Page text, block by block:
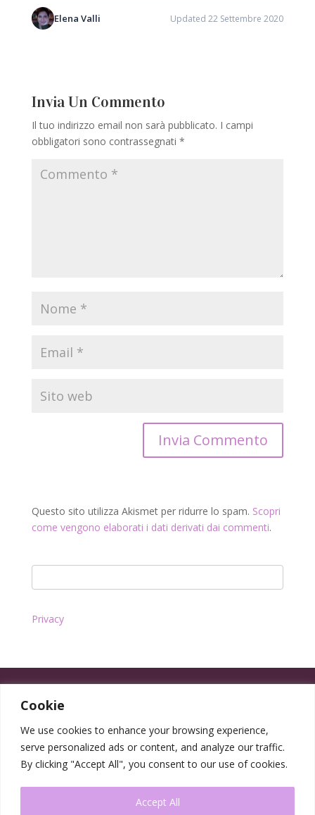
Cookie
We use cookies to enhance your browsing experience,
serve personalized ads or content, and analyze our traffic.
By clicking "Accept All", you consent to our use of cookies.
Accept All
Elena Valli Updated 22 Settembre 2020
Invia Un Commento
Il tuo indirizzo email non sarà pubblicato. I campi
obbligatori sono contrassegnati *
Questo sito utilizza Akismet per ridurre lo spam. Scopri
come vengono elaborati i dati derivati dai commenti.
Privacy